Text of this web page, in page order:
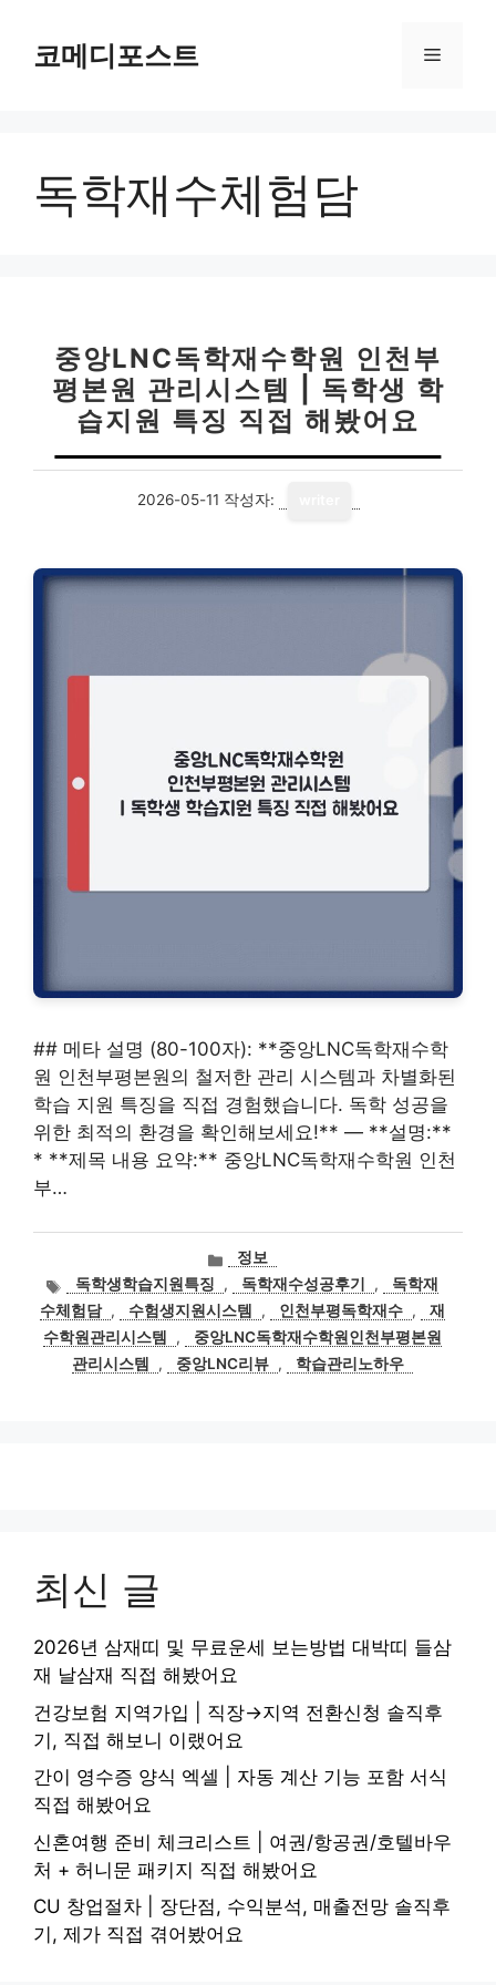
코메디포스트 메
독학재수체험담
중앙LNC독학재수학원 인천부
평본원 관리시스템 | 독학생 학
습지원 특징 직접 해봤어요
2026-05-11 작성자:
## 메타 설명 (80-100자): **중앙LNC독학재수학
원 인천부평본원의 철저한 관리 시스템과 차별화된
학습 지원 특징을 직접 경험했습니다. 독학 성공을
위한 최적의 환경을 확인해보세요!** — **설명:**
* **제목 내용 요약:** 중앙LNC독학재수학원 인천
부…
카
고
리
정보
태
그
독학생학습지원특징 , 독학재수성공후기 ,
독학재
수체험담 , 수험생지원시스템 , 인천부평독학재수 ,
재
수학원관리시스템
,
중앙LNC독학재수학원인천부평본원
관리시스템
, 중앙LNC리뷰 , 학습관리노하우
최신 글
2026년 삼재띠 및 무료운세 보는방법 대박띠 들삼
재 날삼재 직접 해봤어요
건강보험 지역가입 | 직장→지역 전환신청 솔직후
기, 직접 해보니 이랬어요
간이 영수증 양식 엑셀 | 자동 계산 기능 포함 서식
직접 해봤어요
신혼여행 준비 체크리스트 | 여권/항공권/호텔바우
처 + 허니문 패키지 직접 해봤어요
CU 창업절차 | 장단점, 수익분석, 매출전망 솔직후
기, 제가 직접 겪어봤어요